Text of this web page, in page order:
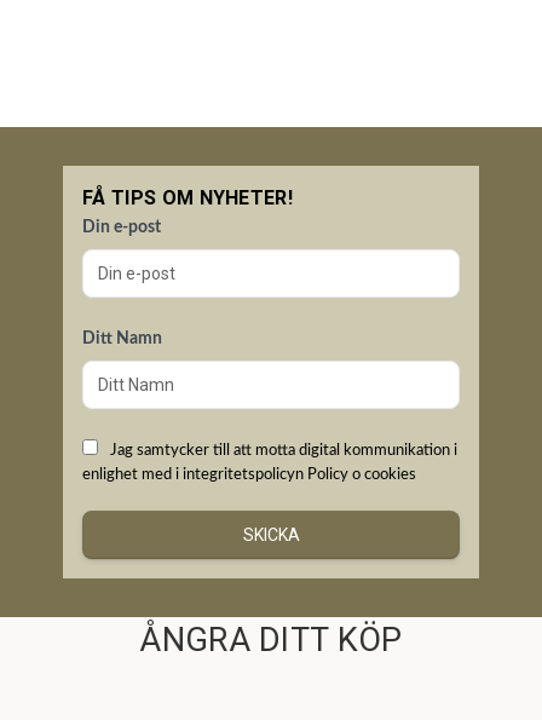
FÅ TIPS OM NYHETER!
Din e-post
Ditt Namn
Jag samtycker till att motta digital kommunikation i
enlighet med i integritetspolicyn Policy o cookies
SKICKA
ÅNGRA DITT KÖP